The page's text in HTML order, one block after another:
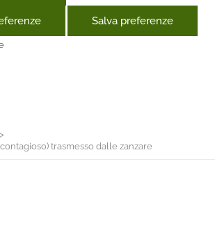
Salva preferenze
trasmesso dalle zanzare